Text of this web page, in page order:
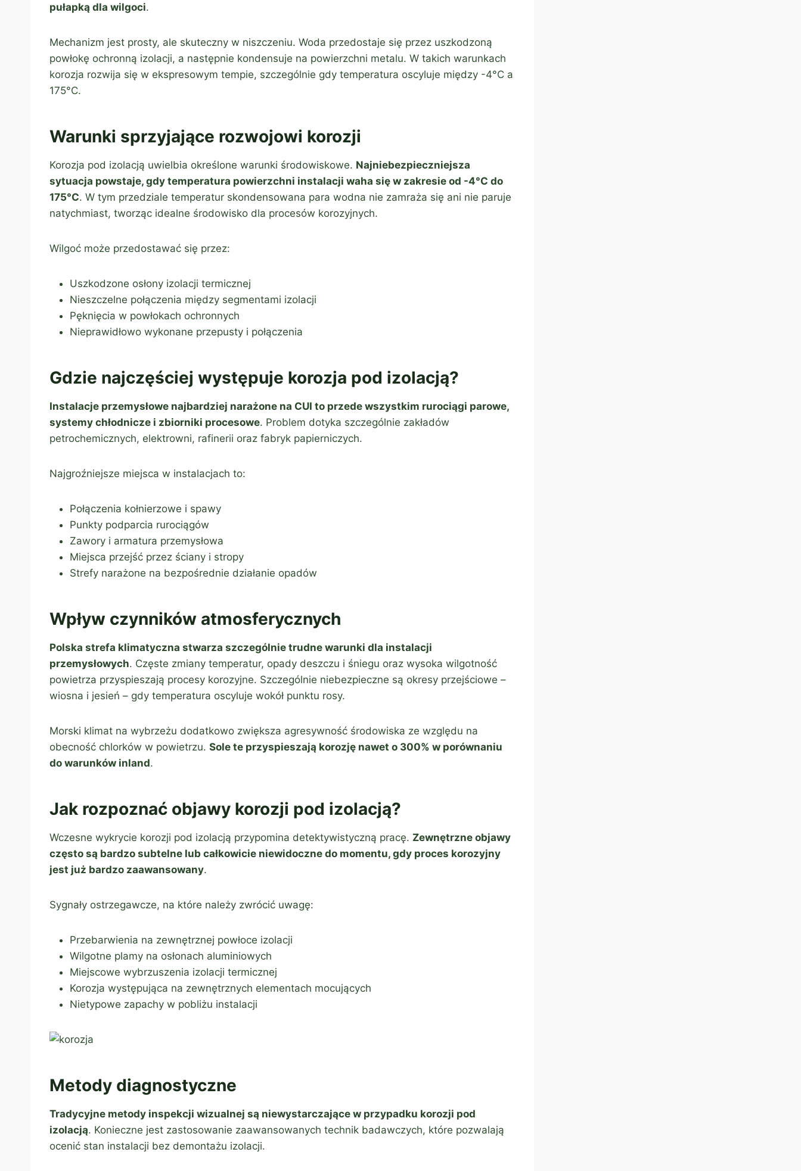
pułapką dla wilgoci.
Mechanizm jest prosty, ale skuteczny w niszczeniu. Woda przedostaje się przez uszkodzoną
powłokę ochronną izolacji, a następnie kondensuje na powierzchni metalu. W takich warunkach
korozja rozwija się w ekspresowym tempie, szczególnie gdy temperatura oscyluje między -4°C a
175°C.
Warunki sprzyjające rozwojowi korozji
Korozja pod izolacją uwielbia określone warunki środowiskowe. Najniebezpieczniejsza
sytuacja powstaje, gdy temperatura powierzchni instalacji waha się w zakresie od -4°C do
175°C. W tym przedziale temperatur skondensowana para wodna nie zamraża się ani nie paruje
natychmiast, tworząc idealne środowisko dla procesów korozyjnych.
Wilgoć może przedostawać się przez:
Uszkodzone osłony izolacji termicznej
Nieszczelne połączenia między segmentami izolacji
Pęknięcia w powłokach ochronnych
Nieprawidłowo wykonane przepusty i połączenia
Gdzie najczęściej występuje korozja pod izolacją?
Instalacje przemysłowe najbardziej narażone na CUI to przede wszystkim rurociągi parowe,
systemy chłodnicze i zbiorniki procesowe. Problem dotyka szczególnie zakładów
petrochemicznych, elektrowni, rafinerii oraz fabryk papierniczych.
Najgroźniejsze miejsca w instalacjach to:
Połączenia kołnierzowe i spawy
Punkty podparcia rurociągów
Zawory i armatura przemysłowa
Miejsca przejść przez ściany i stropy
Strefy narażone na bezpośrednie działanie opadów
Wpływ czynników atmosferycznych
Polska strefa klimatyczna stwarza szczególnie trudne warunki dla instalacji
przemysłowych. Częste zmiany temperatur, opady deszczu i śniegu oraz wysoka wilgotność
powietrza przyspieszają procesy korozyjne. Szczególnie niebezpieczne są okresy przejściowe –
wiosna i jesień – gdy temperatura oscyluje wokół punktu rosy.
Morski klimat na wybrzeżu dodatkowo zwiększa agresywność środowiska ze względu na
obecność chlorków w powietrzu. Sole te przyspieszają korozję nawet o 300% w porównaniu
do warunków inland.
Jak rozpoznać objawy korozji pod izolacją?
Wczesne wykrycie korozji pod izolacją przypomina detektywistyczną pracę. Zewnętrzne objawy
często są bardzo subtelne lub całkowicie niewidoczne do momentu, gdy proces korozyjny
jest już bardzo zaawansowany.
Sygnały ostrzegawcze, na które należy zwrócić uwagę:
Przebarwienia na zewnętrznej powłoce izolacji
Wilgotne plamy na osłonach aluminiowych
Miejscowe wybrzuszenia izolacji termicznej
Korozja występująca na zewnętrznych elementach mocujących
Nietypowe zapachy w pobliżu instalacji
Metody diagnostyczne
Tradycyjne metody inspekcji wizualnej są niewystarczające w przypadku korozji pod
izolacją. Konieczne jest zastosowanie zaawansowanych technik badawczych, które pozwalają
ocenić stan instalacji bez demontażu izolacji.